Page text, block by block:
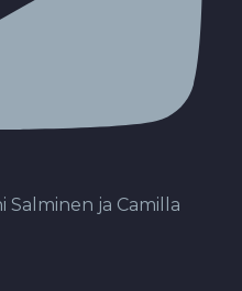
Salminen ja Camilla